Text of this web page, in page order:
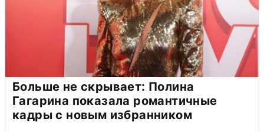
Больше не скрывает: Полина
Гагарина показала романтичные
кадры с новым избранником